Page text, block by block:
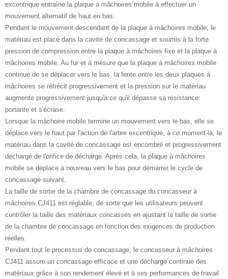
excentrique entraîne la plaque à mâchoires mobile à effectuer un
mouvement alternatif de haut en bas.
Pendant le mouvement descendant de la plaque à mâchoires mobile, le
matériau est placé dans la cavité de concassage et soumis à la forte
pression de compression entre la plaque à mâchoires fixe et la plaque à
mâchoires mobile. Au fur et à mesure que la plaque à mâchoires mobile
continue de se déplacer vers le bas, la fente entre les deux plaques à
mâchoires se rétrécit progressivement et la pression sur le matériau
augmente progressivement jusqu'à ce qu'il dépasse sa résistance
portante et s'écrase.
Lorsque la mâchoire mobile termine un mouvement vers le bas, elle se
déplace vers le haut par l'action de l'arbre excentrique, à ce moment-là, le
matériau dans la cavité de concassage est encombré et progressivement
déchargé de l'orifice de décharge. Après cela, la plaque à mâchoires
mobile se déplace à nouveau vers le bas pour démarrer le cycle de
concassage suivant.
La taille de sortie de la chambre de concassage du concasseur à
mâchoires CJ411 est réglable, de sorte que les utilisateurs peuvent
contrôler la taille des matériaux concassés en ajustant la taille de sortie
de la chambre de concassage en fonction des exigences de production
réelles.
Pendant tout le processus de concassage, le concasseur à mâchoires
CJ411 assure un concassage efficace et une décharge continue des
matériaux grâce à son rendement élevé et à ses performances de travail